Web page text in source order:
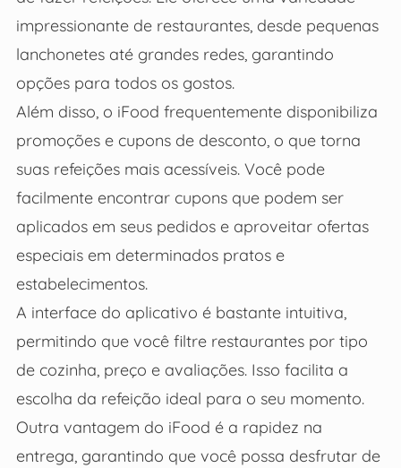
impressionante de restaurantes, desde pequenas
lanchonetes até grandes redes, garantindo
opções para todos os gostos.
Além disso, o iFood frequentemente disponibiliza
promoções e cupons de desconto, o que torna
suas refeições mais acessíveis. Você pode
facilmente encontrar cupons que podem ser
aplicados em seus pedidos e aproveitar ofertas
especiais em determinados pratos e
estabelecimentos.
A interface do aplicativo é bastante intuitiva,
permitindo que você filtre restaurantes por tipo
de cozinha, preço e avaliações. Isso facilita a
escolha da refeição ideal para o seu momento.
Outra vantagem do iFood é a rapidez na
entrega, garantindo que você possa desfrutar de